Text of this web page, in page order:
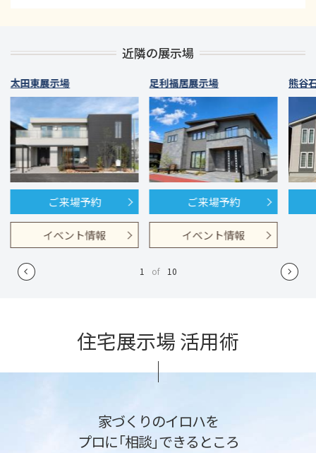
近隣の展示場
太田東展示場
ご来場予約
イベント情報
足利福居展示場
ご来場予約
イベント情報
熊谷
1 of 10
住宅展示場 活用術
家づくりのイロハを
プロに「相談」できるところ